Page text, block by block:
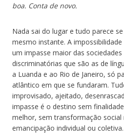
boa. Conta de novo.
Nada sai do lugar e tudo parece
mesmo instante. A
um impasse maior das
discriminatórias que são as de
a Luanda e ao Rio de Janeiro, só
atlântico em que se fundaram.
improvisado, ajeitado,
impasse é o destino sem
melhor, sem transformação
emancipação individual ou coletiva.